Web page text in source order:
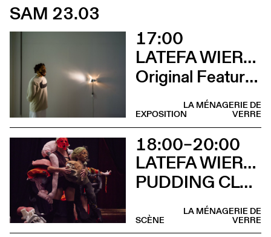
SAM 23.03
17:00
LATEFA WIERSCH
Original Features
LA MÉNAGERIE DE
VERRE
EXPOSITION
18:00–20:00
LATEFA WIERSCH & EMMA MURRAY
PUDDING CLUB
LA MÉNAGERIE DE
VERRE
SCÈNE